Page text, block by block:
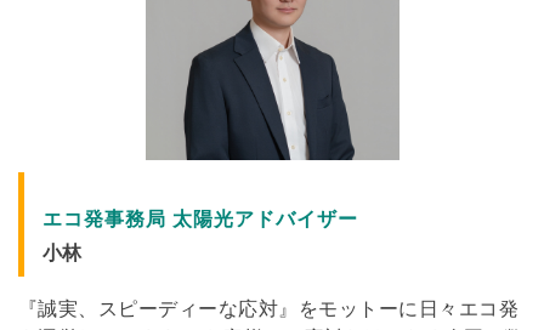
エコ発事務局 太陽光アドバイザー
小林
『誠実、スピーディーな応対』をモットーに日々エコ発